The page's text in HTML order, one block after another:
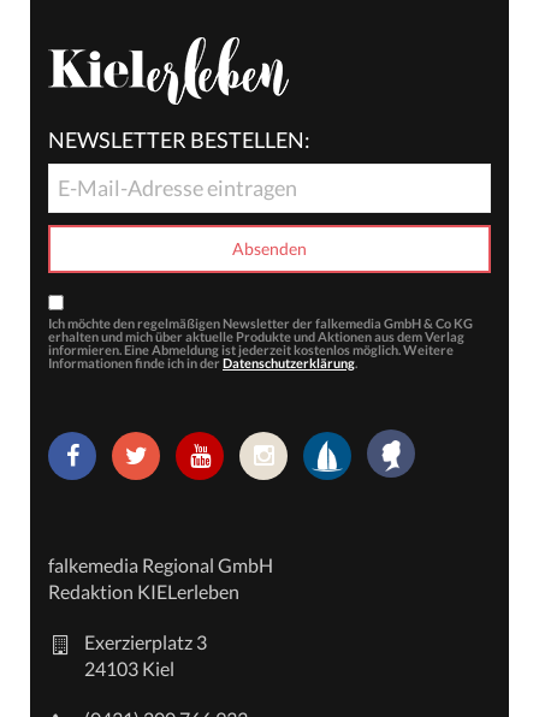
NEWSLETTER BESTELLEN:
Ich möchte den regelmäßigen Newsletter der falkemedia GmbH & Co KG
erhalten und mich über aktuelle Produkte und Aktionen aus dem Verlag
informieren. Eine Abmeldung ist jederzeit kostenlos möglich. Weitere
Informationen finde ich in der Datenschutzerklärung.
falkemedia Regional GmbH
Redaktion KIELerleben
Exerzierplatz 3
24103 Kiel